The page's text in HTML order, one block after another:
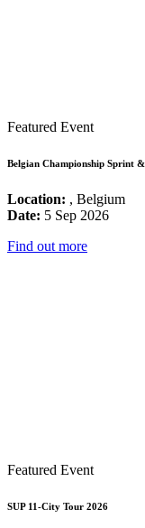
Featured Event
Belgian Championship Sprint
Location: , Belgium
Date: 5 Sep 2026
Find out more
Featured Event
SUP 11-City Tour 2026